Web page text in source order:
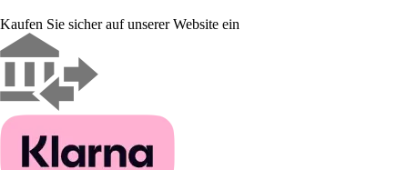
Kaufen Sie sicher auf unserer Website ein